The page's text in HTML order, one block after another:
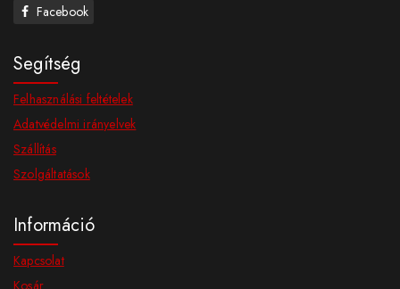
Facebook
Segítség
Felhasználási feltételek
Adatvédelmi irányelvek
Szállítás
Szolgáltatások
Információ
Kapcsolat